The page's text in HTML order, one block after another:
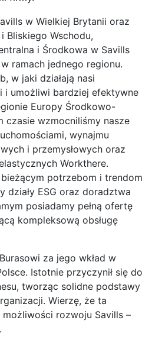
w Wielkiej Brytanii oraz
Bliskiego Wschodu,
i Środkowa w Savills
ramach jednego regionu.
w jaki działają nasi
i umożliwi bardziej efektywne
Europy Środkowo-
czasie wzmocniliśmy nasze
wynajmu
i przemysłowych oraz
Workthere.
potrzebom i trendom
działy ESG oraz doradztwa
posiadamy pełną ofertę
kompleksową obsługę
za jego wkład w
Istotnie przyczynił się do
tworząc solidne podstawy
Wierzę, że ta
rozwoju Savills –